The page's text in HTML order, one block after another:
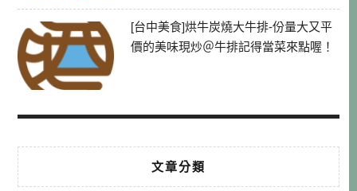
[台中美食]烘牛炭燒大牛排-份量大又平
價的美味現炒＠牛排記得當菜來點喔！
文章分類